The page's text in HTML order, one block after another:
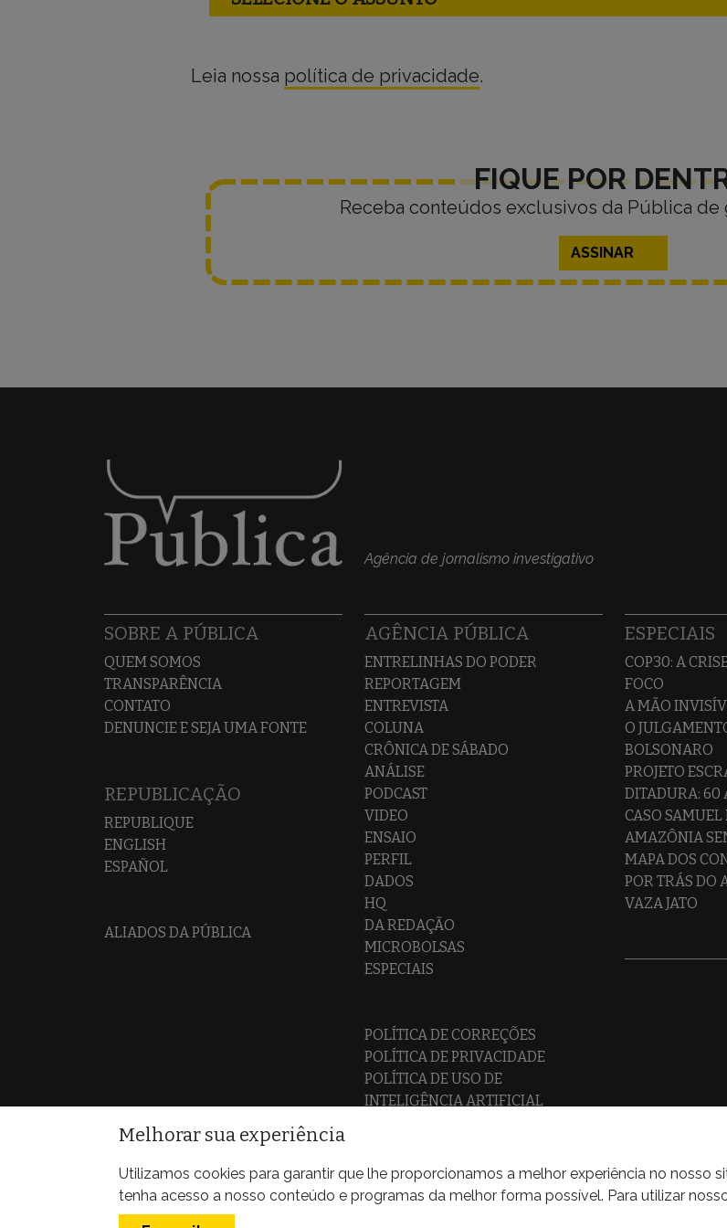
Leia nossa política de privacidade.
FIQUE POR
Receba conteúdos exclusivos da Pública de
ASSINAR
Agência de jornalismo investigativo
SOBRE A PÚBLICA
QUEM SOMOS
TRANSPARÊNCIA
CONTATO
DENUNCIE E SEJA UMA FONTE
REPUBLICAÇÃO
REPUBLIQUE
ENGLISH
ESPAÑOL
ALIADOS DA PÚBLICA
AGÊNCIA PÚBLICA
ENTRELINHAS DO PODER
REPORTAGEM
ENTREVISTA
COLUNA
CRÔNICA DE SÁBADO
ANÁLISE
PODCAST
VIDEO
ENSAIO
PERFIL
DADOS
HQ
DA REDAÇÃO
MICROBOLSAS
ESPECIAIS
POLÍTICA DE CORREÇÕES
POLÍTICA DE PRIVACIDADE
POLÍTICA DE USO DE
INTELIGÊNCIA ARTIFICIAL
ESPECIAIS
COP30: A
FOCO
A MÃO
O
BOLSONARO
PROJETO
DITADURA: 60
CASO SAMUEL
AMAZÔNIA
MAPA DOS
POR TRÁS DO
VAZA JATO
Melhorar sua experiência
Utilizamos cookies para garantir que lhe proporcionamos a melhor experiência no nosso
tenha acesso a nosso conteúdo e programas da melhor forma possível. Para utilizar